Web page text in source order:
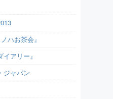
ハお茶会』
アリー』
ジャパン